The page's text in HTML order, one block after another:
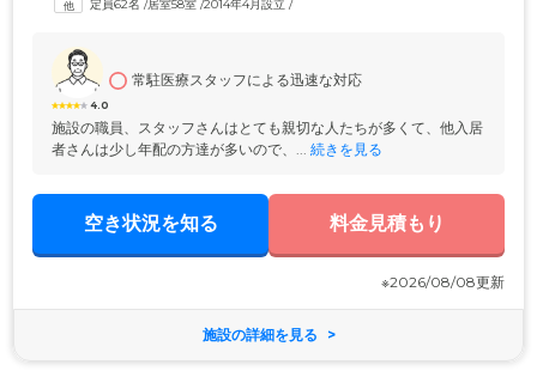
す。入居条件は、身の回りのことがご自身でできる自立の方から、要支
定員62名 /居室58室 /2014年4月設立 /
4.0
常駐医療スタッフによる迅速な対応
施設の職員、スタッフさんはとても親切な人たちが多くて、他入居
者さんは少し年配の方達が多いので、... 続きを見る
空き状況を知る 料金見積もり
※2026/08/08更新
施設の詳細を見る